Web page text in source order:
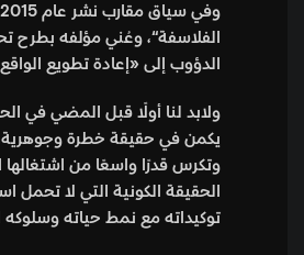
وفي سياق مقارب نشر عام 2015م الفيلسوف الفرنسي فرانسو نودلمان كتابه (عبقرية الكذب
الفلاسفة“، وعُني مؤلفه بطرح
الدؤوب إلى «إعادة تطويع
ولابد لنا أولًا قبل المضي في
يكمن في حقيقة خطرة وجوهرية،
وتكرس قدرًا واسعًا من
الحقيقة الكونية التي لا تحمل
توكيداته مع نمط حياته